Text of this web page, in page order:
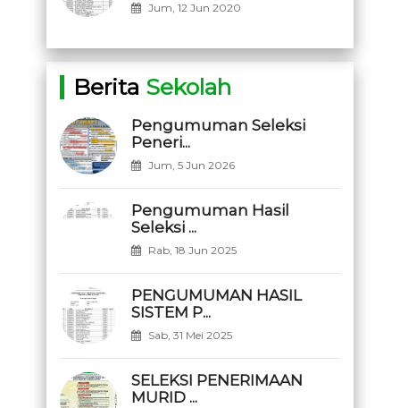
Jum, 12 Jun 2020
Berita Sekolah
Pengumuman Seleksi
Peneri...
Jum, 5 Jun 2026
Pengumuman Hasil
Seleksi ...
Rab, 18 Jun 2025
PENGUMUMAN HASIL
SISTEM P...
Sab, 31 Mei 2025
SELEKSI PENERIMAAN
MURID ...